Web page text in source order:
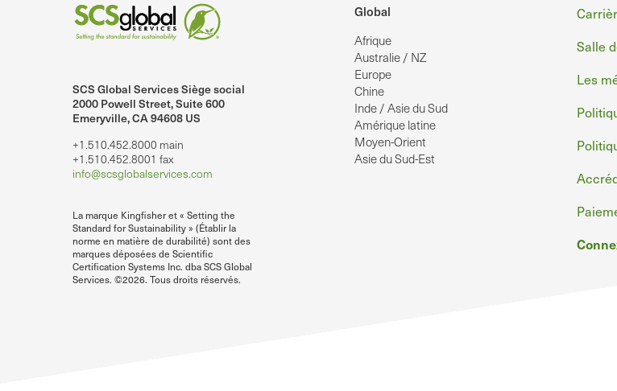
SCS Global Services Siège social
2000 Powell Street, Suite 600
Emeryville, CA 94608 US
+1.510.452.8000 main
+1.510.452.8001 fax
info@scsglobalservices.com
La marque Kingfisher et « Setting the
Standard for Sustainability » (Établir la
norme en matière de durabilité) sont des
marques déposées de Scientific
Certification Systems Inc. dba SCS Global
Services. ©2026. Tous droits réservés.
Global
Afrique
Australie / NZ
Europe
Chine
Inde / Asie du Sud
Amérique latine
Moyen-Orient
Asie du Sud-Est
de
Salle
Les
sur LinkedIn.
SCS Global Services sur YouTube